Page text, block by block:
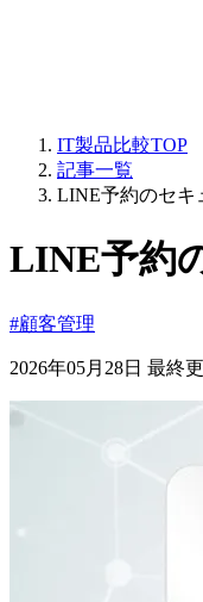
IT製品比較TOP
記事一覧
LINE予約のセキ
LINE予約
#顧客管理
2026年05月28日 最終